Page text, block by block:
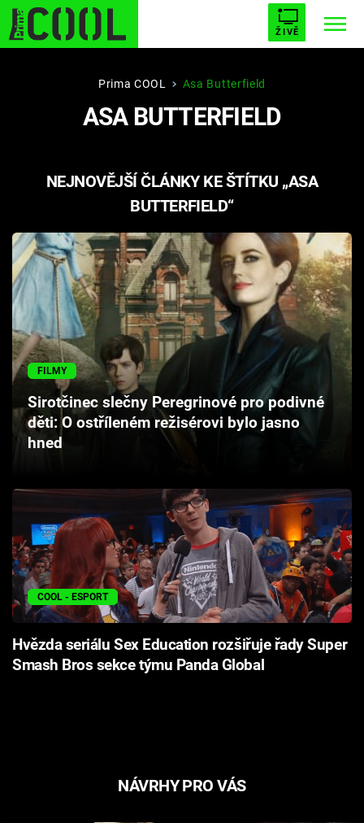
ŽIVĚ
STARHOUSE BUFFY, PŘEMOŽITELKA UPÍRŮ
PLNEJ KOTEL AVENGERS 5
Filmy
Seriály
Hry
Cool Esport
Pořady
Sledujte prima+
Přihlášení
Sledujte nás
Prima COOL Asa Butterfield
ASA BUTTERFIELD
NEJNOVĚJŠÍ ČLÁNKY KE ŠTÍTKU „ASA
BUTTERFIELD“
FILMY
Sirotčinec slečny Peregrinové pro podivné
děti: O ostříleném režisérovi bylo jasno
hned
COOL - ESPORT
Hvězda seriálu Sex Education rozšiřuje řady Super
Smash Bros sekce týmu Panda Global
NÁVRHY PRO VÁS